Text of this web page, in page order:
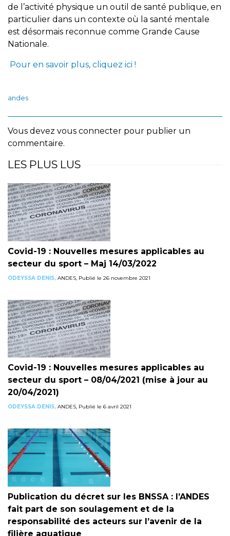
de l’activité physique un outil de santé publique, en
particulier dans un contexte où la santé mentale
est désormais reconnue comme Grande Cause
Nationale.
Pour en savoir plus, cliquez ici !
andes
Vous devez vous connecter pour publier un
commentaire.
LES PLUS LUS
Covid-19 : Nouvelles mesures applicables au
secteur du sport – Maj 14/03/2022
ODEYSSA DENIS, ANDES, Publié le 26 novembre 2021
Covid-19 : Nouvelles mesures applicables au
secteur du sport – 08/04/2021 (mise à jour au
20/04/2021)
ODEYSSA DENIS, ANDES, Publié le 6 avril 2021
Publication du décret sur les BNSSA : l’ANDES
fait part de son soulagement et de la
responsabilité des acteurs sur l’avenir de la
filière aquatique